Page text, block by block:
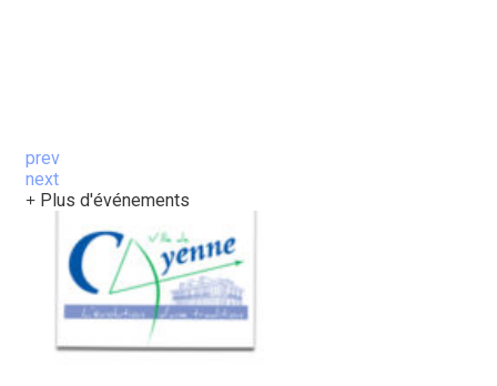
prev
next
Plus d'événements